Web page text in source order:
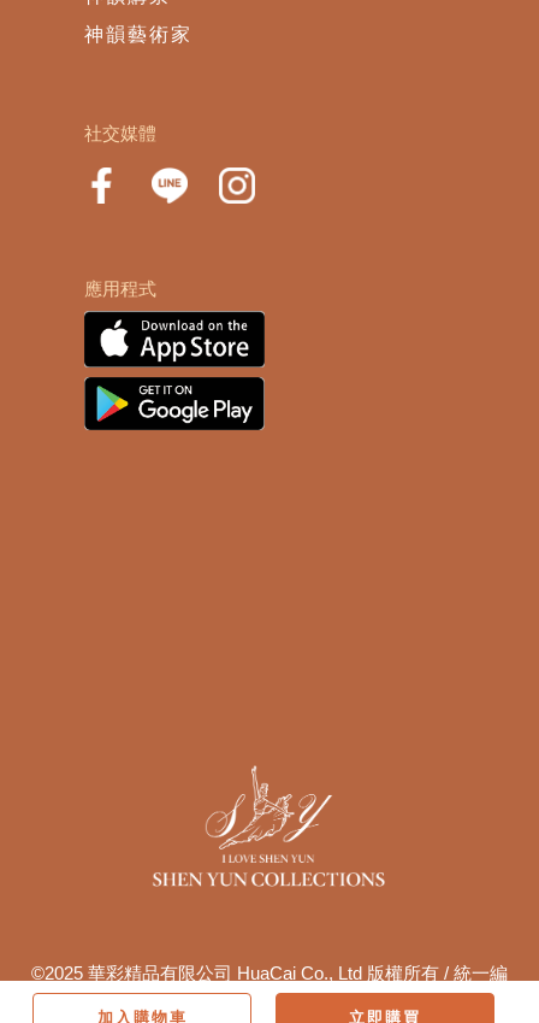
神韻藝術家
社交媒體
應用程式
©2025 華彩精品有限公司 HuaCai Co., Ltd 版權所有 / 統一編
號:82803301 / TEL 02-2758-0011